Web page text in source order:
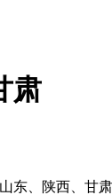
肃
陕西、甘